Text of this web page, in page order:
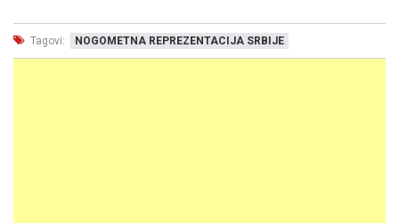
Tagovi: NOGOMETNA REPREZENTACIJA SRBIJE